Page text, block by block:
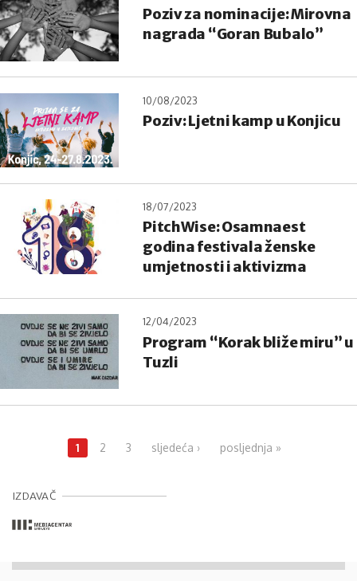
Poziv za nominacije: Mirovna
nagrada “Goran Bubalo”
10/08/2023
Poziv: Ljetni kamp u Konjicu
18/07/2023
PitchWise: Osamnaest
godina festivala ženske
umjetnosti i aktivizma
12/04/2023
Program “Korak bliže miru” u
Tuzli
1 2 3 sljedeća › posljednja »
IZDAVAČ